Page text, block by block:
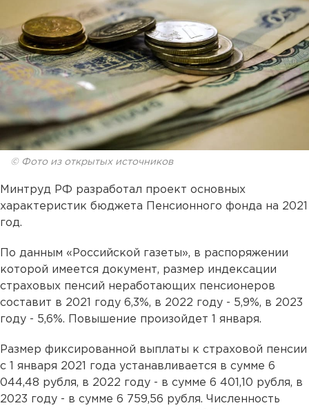
© Фото из открытых источников
Минтруд РФ разработал проект основных
характеристик бюджета Пенсионного фонда на 2021
год.
По данным «Российской газеты», в распоряжении
которой имеется документ, размер индексации
страховых пенсий неработающих пенсионеров
составит в 2021 году 6,3%, в 2022 году - 5,9%, в 2023
году - 5,6%. Повышение произойдет 1 января.
Размер фиксированной выплаты к страховой пенсии
с 1 января 2021 года устанавливается в сумме 6
044,48 рубля, в 2022 году - в сумме 6 401,10 рубля, в
2023 году - в сумме 6 759,56 рубля. Численность